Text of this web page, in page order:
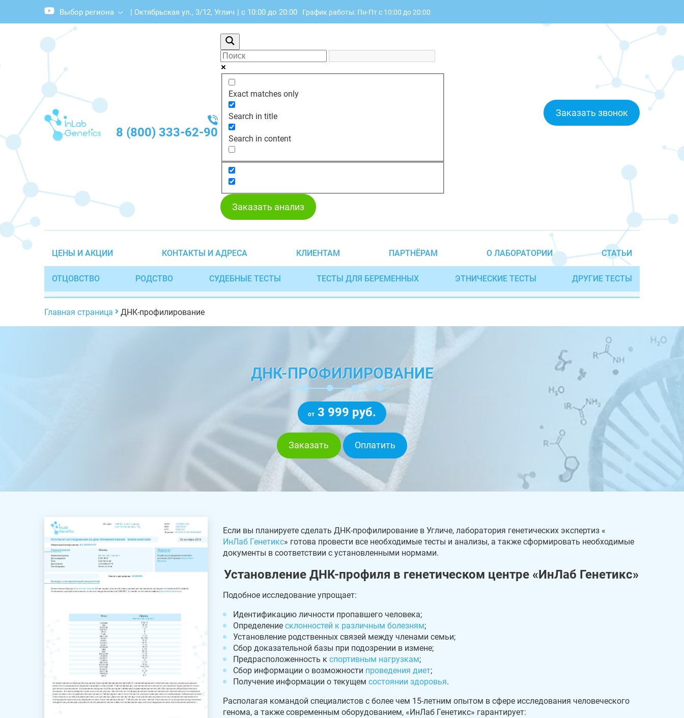
Выбор региона | Октябрьская ул., 3/12, Углич | с 10:00 до 20:00 График работы: Пн-Пт с 10:00 до 20:00
8 (800) 333-62-90
Exact matches only
Search in title
Search in content
Заказать звонок
Заказать анализ
ЦЕНЫ И АКЦИИ КОНТАКТЫ И АДРЕСА КЛИЕНТАМ ПАРТНЁРАМ О ЛАБОРАТОРИИ СТАТЬИ
ОТЦОВСТВО РОДСТВО СУДЕБНЫЕ ТЕСТЫ ТЕСТЫ ДЛЯ БЕРЕМЕННЫХ ЭТНИЧЕСКИЕ ТЕСТЫ ДРУГИЕ ТЕСТЫ
Главная страница ДНК-профилирование
ДНК-ПРОФИЛИРОВАНИЕ
от 3 999 руб.
Заказать Оплатить
Если вы планируете сделать ДНК-профилирование в Угличе, лаборатория генетических экспертиз «
ИнЛаб Генетикс» готова провести все необходимые тесты и анализы, а также сформировать необходимые
документы в соответствии с установленными нормами.
Установление ДНК-профиля в генетическом центре «ИнЛаб Генетикс»
Подобное исследование упрощает:
Идентификацию личности пропавшего человека;
Определение склонностей к различным болезням;
Установление родственных связей между членами семьи;
Сбор доказательной базы при подозрении в измене;
Предрасположенность к спортивным нагрузкам;
Сбор информации о возможности проведения диет;
Получение информации о текущем состоянии здоровья.
Располагая командой специалистов с более чем 15-летним опытом в сфере исследования человеческого
генома, а также современным оборудованием, «ИнЛаб Генетикс» гарантирует: